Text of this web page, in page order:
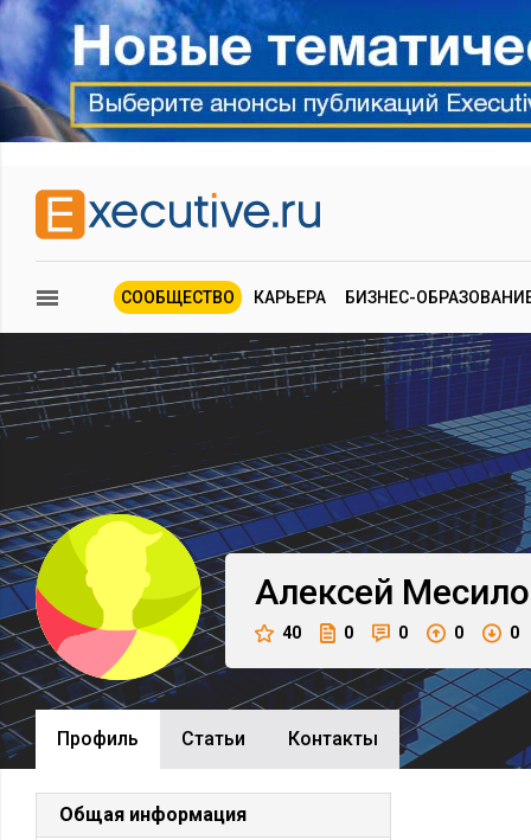
СООБЩЕСТВО КАРЬЕРА БИЗНЕС-
Алексей
40 0 0 0 0
Профиль Cтатьи Контакты
Общая информация